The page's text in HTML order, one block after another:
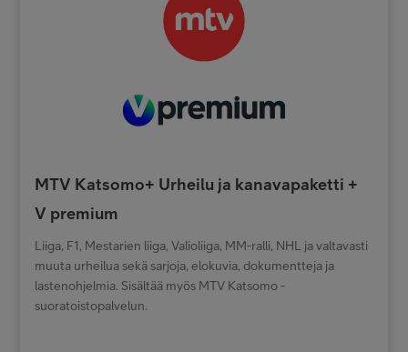
MTV Katsomo+ Urheilu ja kanavapaketti +
V premium
Liiga, F1, Mestarien liiga, Valioliiga, MM-ralli, NHL ja valtavasti
muuta urheilua sekä sarjoja, elokuvia, dokumentteja ja
lastenohjelmia. Sisältää myös MTV Katsomo -
suoratoistopalvelun.